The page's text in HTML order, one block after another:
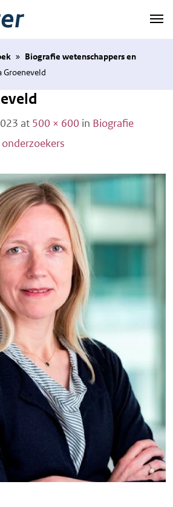
» Biografie wetenschappers en
Groeneveld
at 500 × 600 in Biografie